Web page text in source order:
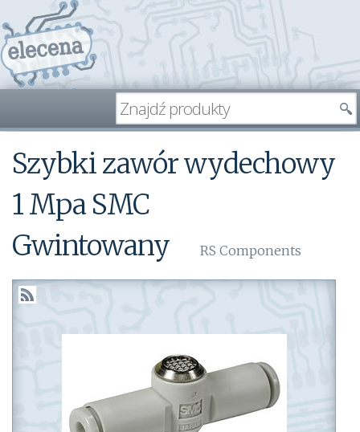
Szybki zawór wydechowy
1 Mpa SMC
Gwintowany
RS Components